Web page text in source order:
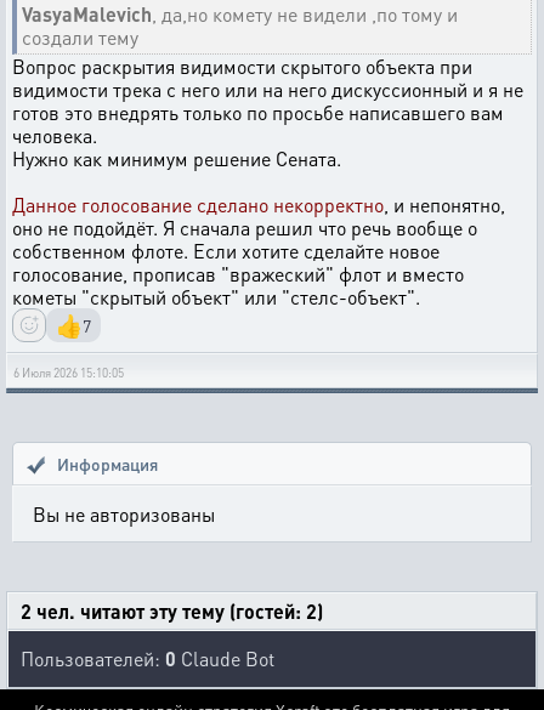
VasyaMalevich , да,но комету не видели ,по тому и
создали тему
Вопрос раскрытия видимости скрытого объекта при
видимости трека с него или на него дискуссионный и я не
готов это внедрять только по просьбе написавшего вам
человека.
Нужно как минимум решение Сената.
Данное голосование сделано некорректно , и непонятно,
оно не подойдёт. Я сначала решил что речь вообще о
собственном флоте. Если хотите сделайте новое
голосование, прописав "вражеский" флот и вместо
кометы "скрытый объект" или "стелс-объект".
👍7
6 Июля 2026 15:10:05
Информация
Вы не авторизованы
2 чел. читают эту тему (гостей: 2)
Пользователей: 0 Claude Bot